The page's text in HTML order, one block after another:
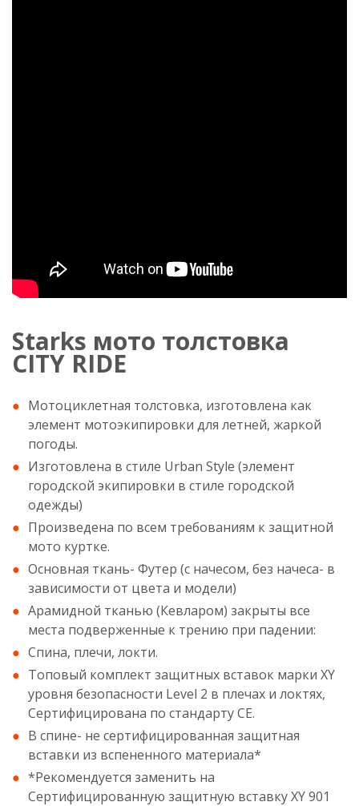
Starks мото толстовка
CITY RIDE
Мотоциклетная толстовка, изготовлена как
элемент мотоэкипировки для летней, жаркой
погоды.
Изготовлена в стиле Urban Style (элемент
городской экипировки в стиле городской
одежды)
Произведена по всем требованиям к защитной
мото куртке.
Основная ткань- Футер (с начесом, без начеса- в
зависимости от цвета и модели)
Арамидной тканью (Кевларом) закрыты все
места подверженные к трению при падении:
Спина, плечи, локти.
Топовый комплект защитных вставок марки XY
уровня безопасности Level 2 в плечах и локтях,
Сертифицирована по стандарту CE.
В спине- не сертифицированная защитная
вставки из вспененного материала*
*Рекомендуется заменить на
Сертифицированную защитную вставку XY 901